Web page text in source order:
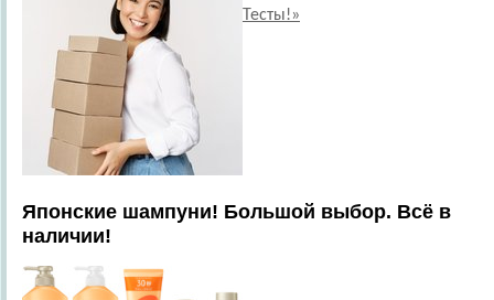
Тесты!»
Японские шампуни! Большой выбор. Всё в
наличии!